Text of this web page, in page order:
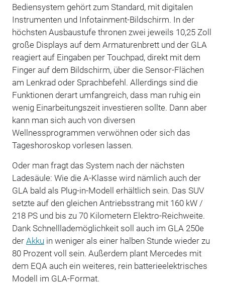
Bediensystem gehört zum Standard, mit digitalen
Instrumenten und Infotainment-Bildschirm. In der
höchsten Ausbaustufe thronen zwei jeweils 10,25 Zoll
große Displays auf dem Armaturenbrett und der GLA
reagiert auf Eingaben per Touchpad, direkt mit dem
Finger auf dem Bildschirm, über die Sensor-Flächen
am Lenkrad oder Sprachbefehl. Allerdings sind die
Funktionen derart umfangreich, dass man ruhig ein
wenig Einarbeitungszeit investieren sollte. Dann aber
kann man sich auch von diversen
Wellnessprogrammen verwöhnen oder sich das
Tageshoroskop vorlesen lassen.
Oder man fragt das System nach der nächsten
Ladesäule: Wie die A-Klasse wird nämlich auch der
GLA bald als Plug-in-Modell erhältlich sein. Das SUV
setzte auf den gleichen Antriebsstrang mit 160 kW /
218 PS und bis zu 70 Kilometern Elektro-Reichweite.
Dank Schnelllademöglichkeit soll auch im GLA 250e
der Akku in weniger als einer halben Stunde wieder zu
80 Prozent voll sein. Außerdem plant Mercedes mit
dem EQA auch ein weiteres, rein batterieelektrisches
Modell im GLA-Format.